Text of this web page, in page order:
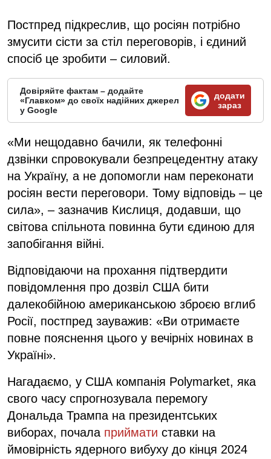
Постпред підкреслив, що росіян потрібно
змусити сісти за стіл переговорів, і єдиний
спосіб це зробити – силовий.
Довіряйте фактам – додайте
«Главком» до своїх надійних джерел
у Google
додати
зараз
«Ми нещодавно бачили, як телефонні
дзвінки спровокували безпрецедентну атаку
на Україну, а не допомогли нам переконати
росіян вести переговори. Тому відповідь – це
сила», – зазначив Кислиця, додавши, що
світова спільнота повинна бути єдиною для
запобігання війні.
Відповідаючи на прохання підтвердити
повідомлення про дозвіл США бити
далекобійною американською зброєю вглиб
Росії, постпред зауважив: «Ви отримаєте
повне пояснення цього у вечірніх новинах в
Україні».
Нагадаємо, у США компанія Polymarket, яка
свого часу спрогнозувала перемогу
Дональда Трампа на президентських
виборах, почала приймати ставки на
ймовірність ядерного вибуху до кінця 2024